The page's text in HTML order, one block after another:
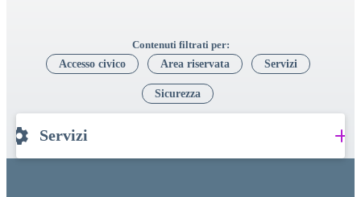
Contenuti filtrati per:
Accesso civico Area riservata Servizi
Sicurezza
Servizi